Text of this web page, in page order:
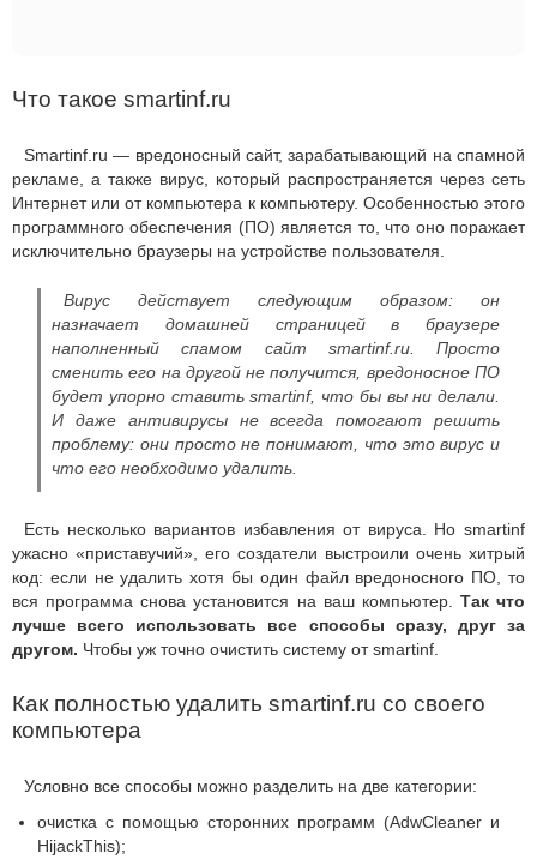
Что такое smartinf.ru
Smartinf.ru — вредоносный сайт, зарабатывающий на спамной
рекламе, а также вирус, который распространяется через сеть
Интернет или от компьютера к компьютеру. Особенностью этого
программного обеспечения (ПО) является то, что оно поражает
исключительно браузеры на устройстве пользователя.
Вирус действует следующим образом: он
назначает домашней страницей в браузере
наполненный спамом сайт smartinf.ru. Просто
сменить его на другой не получится, вредоносное ПО
будет упорно ставить smartinf, что бы вы ни делали.
И даже антивирусы не всегда помогают решить
проблему: они просто не понимают, что это вирус и
что его необходимо удалить.
Есть несколько вариантов избавления от вируса. Но smartinf
ужасно «приставучий», его создатели выстроили очень хитрый
код: если не удалить хотя бы один файл вредоносного ПО, то
вся программа снова установится на ваш компьютер. Так что
лучше всего использовать все способы сразу, друг за
другом. Чтобы уж точно очистить систему от smartinf.
Как полностью удалить smartinf.ru со своего
компьютера
Условно все способы можно разделить на две категории:
очистка с помощью сторонних программ (AdwCleaner и
HijackThis);